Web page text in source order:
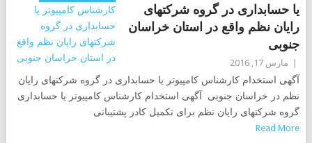
یا حسابداری در گروه شرکتهای
رایان نظم واقع در استان خراسان
جنوبی
مارس 17, 2016
آگهی استخدام کارشناس کامپیوتر یا حسابداری در گروه شرکتهای رایان
نظم در خراسان جنوبی آگهی استخدام کارشناس کامپیوتر یا حسابداری
گروه شرکتهای رایان نظم برای تکمیل کادر پشتیبانی
Read More